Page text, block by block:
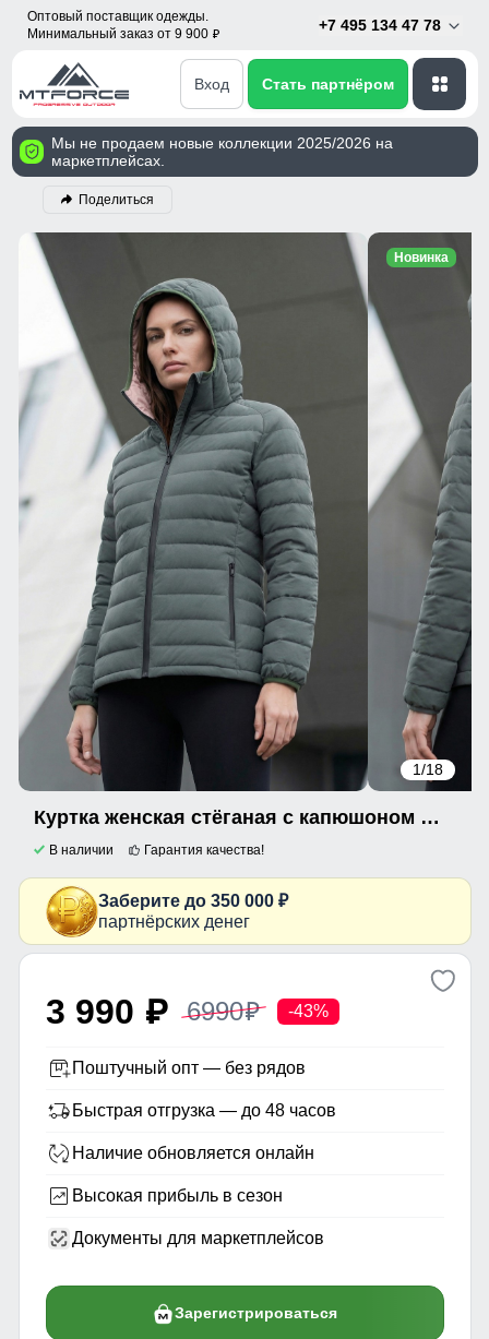
Оптовый поставщик одежды.
Минимальный заказ от 9 900 p
+7 495 134 47 78
Вход Стать партнёром
Мы не продаем новые коллекции 2025/2026 на
маркетплейсах.
Поделиться
1/18
Новинка
Куртка женская стёганая с капюшоном с графеновой подкладкой цвета хаки 9624_1Kh
В наличии Гарантия качества!
Заберите до 350 000 ₽
партнёрских денег
3 990 p 6990p -43%
Поштучный опт — без рядов
Быстрая отгрузка — до 48 часов
Наличие обновляется онлайн
Высокая прибыль в сезон
Документы для маркетплейсов
Зарегистрироваться